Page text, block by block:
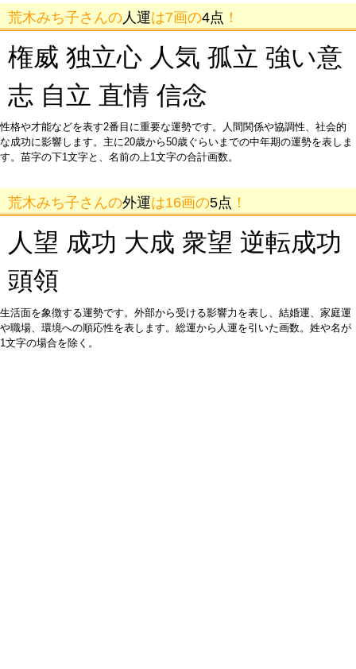
荒木みち子さんの 人運は7画の4点 ！
権威 独立心 人気 孤立 強い意
志 自立 直情 信念
性格や才能などを表す2番目に重要な運勢です。人間関係や協調性、社会的
な成功に影響します。主に20歳から50歳ぐらいまでの中年期の運勢を表しま
す。苗字の下1文字と、名前の上1文字の合計画数。
荒木みち子さんの外運は16画の5点 ！
人望 成功 大成 衆望 逆転成功
頭領
生活面を象徴する運勢です。外部から受ける影響力を表し、結婚運、家庭運
や職場、環境への順応性を表します。総運から人運を引いた画数。姓や名が
1文字の場合を除く。